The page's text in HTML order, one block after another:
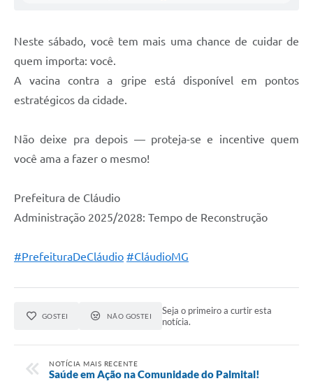
Neste sábado, você tem mais uma chance de cuidar de
quem importa: você.
A vacina contra a gripe está disponível em pontos
estratégicos da cidade.
Não deixe pra depois — proteja-se e incentive quem
você ama a fazer o mesmo!
Prefeitura de Cláudio
Administração 2025/2028: Tempo de Reconstrução
#PrefeituraDeCláudio #CláudioMG
GOSTEI NÃO GOSTEI
Seja o primeiro a curtir esta
notícia.
NOTÍCIA MAIS RECENTE
Saúde em Ação na Comunidade do Palmital!